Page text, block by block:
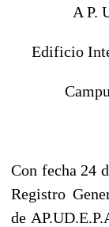
A P.
Edificio
Con fecha 24
Registro
de